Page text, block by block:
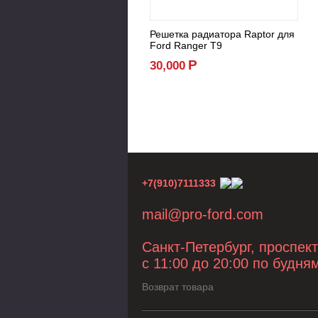
Решетка радиатора Raptor для
Ford Ranger T9
30,000 Р
+7(910)7111333
mail@pro-ford.com
Санкт-Петербург,
с 11:00 до 20:00 по
Возврат товара